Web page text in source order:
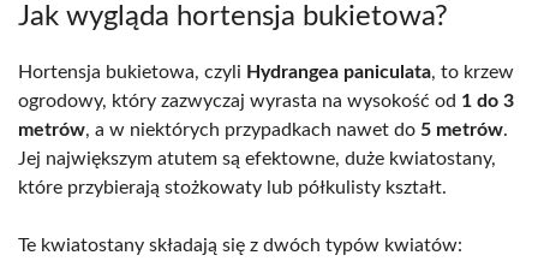
Jak wygląda hortensja bukietowa?
Hortensja bukietowa, czyli Hydrangea paniculata, to krzew
ogrodowy, który zazwyczaj wyrasta na wysokość od 1 do 3
metrów, a w niektórych przypadkach nawet do 5 metrów.
Jej największym atutem są efektowne, duże kwiatostany,
które przybierają stożkowaty lub półkulisty kształt.
Te kwiatostany składają się z dwóch typów kwiatów: